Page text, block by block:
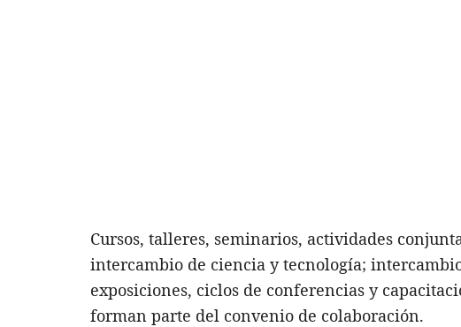
Cursos, talleres, seminarios, actividades
intercambio de ciencia y tecnología;
exposiciones, ciclos de conferencias y
forman parte del convenio de colaboración.